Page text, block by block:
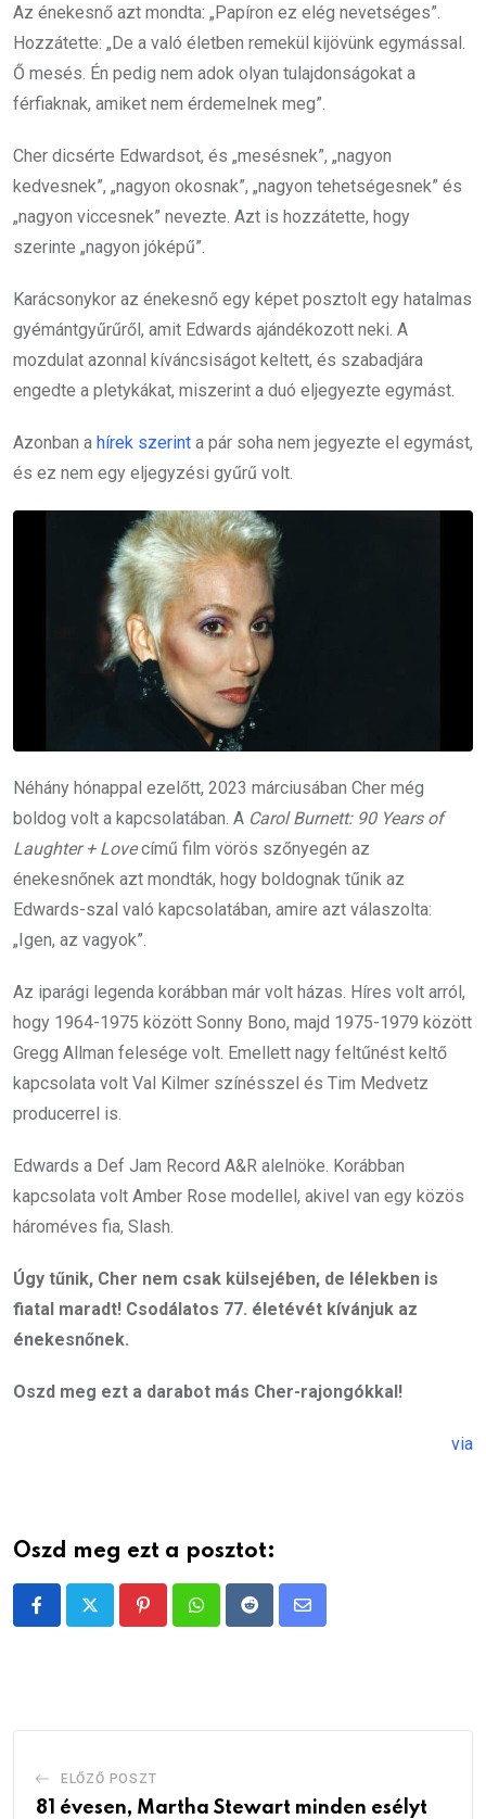
Az énekesnő azt mondta: „Papíron ez elég nevetséges”.
Hozzátette: „De a való életben remekül kijövünk egymással.
Ő mesés. Én pedig nem adok olyan tulajdonságokat a
férfiaknak, amiket nem érdemelnek meg”.
Cher dicsérte Edwardsot, és „mesésnek”, „nagyon
kedvesnek”, „nagyon okosnak”, „nagyon tehetségesnek” és
„nagyon viccesnek” nevezte. Azt is hozzátette, hogy
szerinte „nagyon jóképű”.
Karácsonykor az énekesnő egy képet posztolt egy hatalmas
gyémántgyűrűről, amit Edwards ajándékozott neki. A
mozdulat azonnal kíváncsiságot keltett, és szabadjára
engedte a pletykákat, miszerint a duó eljegyezte egymást.
Azonban a hírek szerint a pár soha nem jegyezte el egymást,
és ez nem egy eljegyzési gyűrű volt.
Néhány hónappal ezelőtt, 2023 márciusában Cher még
boldog volt a kapcsolatában. A Carol Burnett: 90 Years of
Laughter + Lovecímű film vörös szőnyegén az
énekesnőnek azt mondták, hogy boldognak tűnik az
Edwards-szal való kapcsolatában, amire azt válaszolta:
„Igen, az vagyok”.
Az iparági legenda korábban már volt házas. Híres volt arról,
hogy 1964-1975 között Sonny Bono, majd 1975-1979 között
Gregg Allman felesége volt. Emellett nagy feltűnést keltő
kapcsolata volt Val Kilmer színésszel és Tim Medvetz
producerrel is.
Edwards a Def Jam Record A&R alelnöke. Korábban
kapcsolata volt Amber Rose modellel, akivel van egy közös
hároméves fia, Slash.
Úgy tűnik, Cher nem csak külsejében, de lélekben is
fiatal maradt! Csodálatos 77. életévét kívánjuk az
énekesnőnek.
Oszd meg ezt a darabot más Cher-rajongókkal!
via
Oszd meg ezt a posztot:
PinterestWhatsappRedditShare
ELŐZŐ POSZT
81 évesen, Martha Stewart minden esélyt